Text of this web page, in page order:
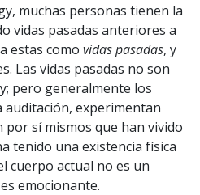
muchas personas tienen la
vidas pasadas anteriores a
estas como vidas pasadas, y
Las vidas pasadas no son
pero generalmente los
experimentan
por sí mismos que han vivido
tenido una existencia física
cuerpo actual no es un
emocionante.